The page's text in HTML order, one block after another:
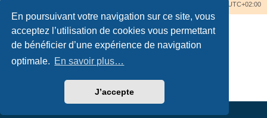
En poursuivant votre navigation sur ce site, vous
acceptez l’utilisation de cookies vous permettant
de bénéficier d’une expérience de navigation
optimale. En savoir plus…
J’accepte
UTC+02:00
Traduction française officielle©
Confidentialité